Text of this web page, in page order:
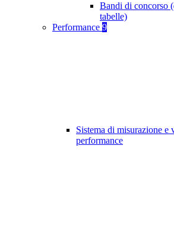
Bandi di concorso
tabelle)
Performance 9
Sistema di misurazione e
performance